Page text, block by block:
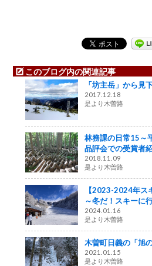
このブログ内の関連記事
「坊主岳」から見
2017.12.18
是より木曽路
林務課の日常15～
品評会での受賞者
2018.11.09
是より木曽路
【2023-2024年ス
～冬だ！スキーに
2024.01.16
是より木曽路
木曽町日義の「旭
2021.01.15
是より木曽路